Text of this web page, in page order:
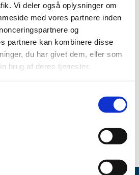
Vi deler også oplysninger om
med vores partnere inden
og
partnere kan kombinere disse
du har givet dem, eller som
brug af deres tjenester.